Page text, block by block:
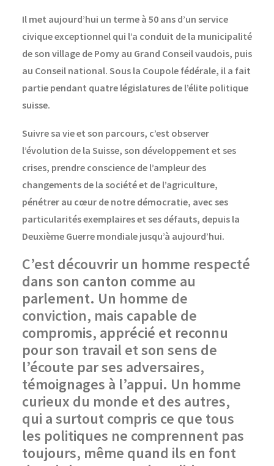
Il met aujourd’hui un terme à 50 ans d’un service
civique exceptionnel qui l’a conduit de la municipalité
de son village de Pomy au Grand Conseil vaudois, puis
au Conseil national. Sous la Coupole fédérale, il a fait
partie pendant quatre législatures de l’élite politique
suisse.
Suivre sa vie et son parcours, c’est observer
l’évolution de la Suisse, son développement et ses
crises, prendre conscience de l’ampleur des
changements de la société et de l’agriculture,
pénétrer au cœur de notre démocratie, avec ses
particularités exemplaires et ses défauts, depuis la
Deuxième Guerre mondiale jusqu’à aujourd’hui.
C’est découvrir un homme respecté
dans son canton comme au
parlement. Un homme de
conviction, mais capable de
compromis, apprécié et reconnu
pour son travail et son sens de
l’écoute par ses adversaires,
témoignages à l’appui. Un homme
curieux du monde et des autres,
qui a surtout compris ce que tous
les politiques ne comprennent pas
toujours, même quand ils en font